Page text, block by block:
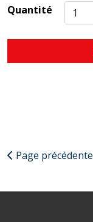
Quantité
Page précédente